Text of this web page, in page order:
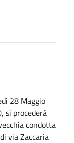
28 Maggio
si procederà
condotta
via Zaccaria